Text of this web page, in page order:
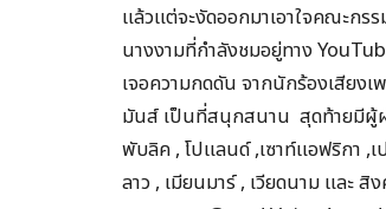
แล้วแต่จะงัดออกมาเอาใจคณะก
นางงามที่กำลังชมอยู่ทาง
เจอความกดดัน จากนักร้องเสียง
มันส์ เป็นที่สนุกสนาน สุดท้ายมีผู้ผ่
พับลิค , โปแลนด์ ,เซาท์แอฟริกา ,เ
ลาว , เมียนมาร์ , เวียดนาม และ